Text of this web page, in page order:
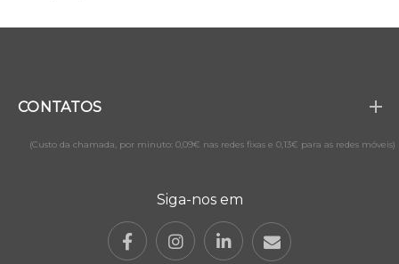
CONTATOS
(Custo da chamada, por minuto: 0,09€ nas redes fixas e 0,13€ para as redes móveis)
Siga-nos em